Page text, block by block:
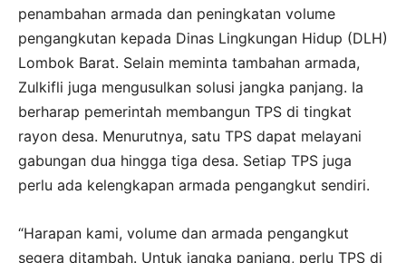
penambahan armada dan peningkatan volume
pengangkutan kepada Dinas Lingkungan Hidup (DLH)
Lombok Barat. Selain meminta tambahan armada,
Zulkifli juga mengusulkan solusi jangka panjang. Ia
berharap pemerintah membangun TPS di tingkat
rayon desa. Menurutnya, satu TPS dapat melayani
gabungan dua hingga tiga desa. Setiap TPS juga
perlu ada kelengkapan armada pengangkut sendiri.
“Harapan kami, volume dan armada pengangkut
segera ditambah. Untuk jangka panjang, perlu TPS di